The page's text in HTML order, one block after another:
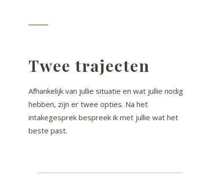
Twee trajecten
Afhankelijk van jullie situatie en wat jullie nodig
hebben, zijn er twee opties. Na het
intakegesprek bespreek ik met jullie wat het
beste past.